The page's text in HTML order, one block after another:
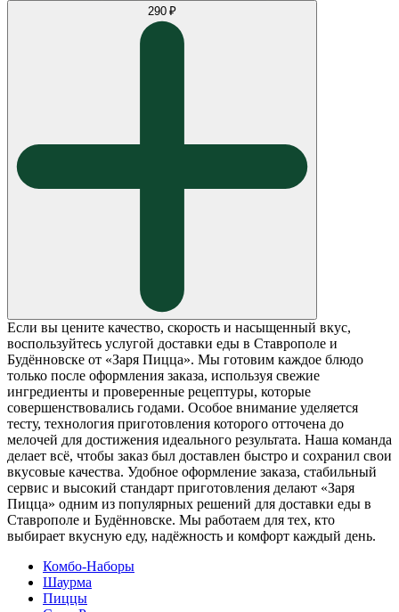
290 ₽
Если вы цените качество, скорость и насыщенный вкус,
воспользуйтесь услугой доставки еды в Ставрополе и
Будённовске от «Заря Пицца». Мы готовим каждое блюдо
только после оформления заказа, используя свежие
ингредиенты и проверенные рецептуры, которые
совершенствовались годами. Особое внимание уделяется
тесту, технология приготовления которого отточена до
мелочей для достижения идеального результата. Наша команда
делает всё, чтобы заказ был доставлен быстро и сохранил свои
вкусовые качества. Удобное оформление заказа, стабильный
сервис и высокий стандарт приготовления делают «Заря
Пицца» одним из популярных решений для доставки еды в
Ставрополе и Будённовске. Мы работаем для тех, кто
выбирает вкусную еду, надёжность и комфорт каждый день.
Комбо-Наборы
Шаурма
Пиццы